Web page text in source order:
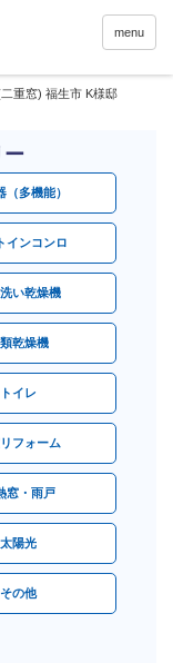
menu
重窓) 福生市 K様邸
ー
（多機能）
インコンロ
い乾燥機
乾燥機
トイレ
フォーム
窓・雨戸
太陽光
その他